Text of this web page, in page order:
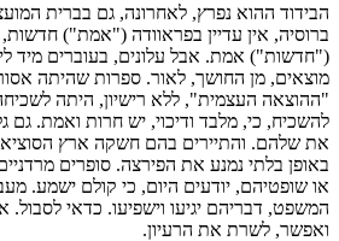
הבידוד ההוא נפרץ, לאחרונה, גם בברית
ברוסיה, אין עדיין בפראוודה ("אמת") חדשות,
("חדשות") אמת. אבל עלונים, בעוברים מיד
מוצאים, מן החושך, לאור. ספרות שהיתה
"ההוצאה העצמית", ללא רישיון, היתה
להשכיח, כי, מלבד ודיכוי, יש חרות ואמת. גם
את שלהם. והתיירים בהם חשקה ארץ
באופן בלתי נמנע את הפירצה. סופרים
או שופטיהם, יודעים היום, כי קולם ישמע.
המשפט, דבריהם יגיעו וישפיעו. כדאי לסבול.
ואפשר, לשרת את הרעיון.